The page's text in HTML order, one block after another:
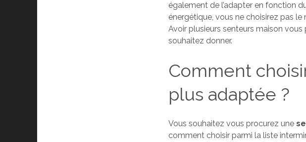
également de l’adapter en fonction
énergétique, vous ne choisirez pas le
Avoir plusieurs senteurs maison
souhaitez donner.
Comment
plus adaptée ?
Vous souhaitez vous procurez une
comment choisir parmi la liste